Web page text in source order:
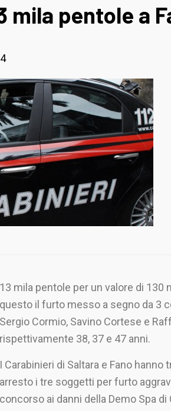
mila pentole a
13 mila pentole per un valore di 130
questo il furto messo a segno da 3
Sergio Cormio, Savino Cortese e
rispettivamente 38, 37 e 47 anni.
I Carabinieri di Saltara e Fano hanno
arresto i tre soggetti per furto
concorso ai danni della Demo Spa di